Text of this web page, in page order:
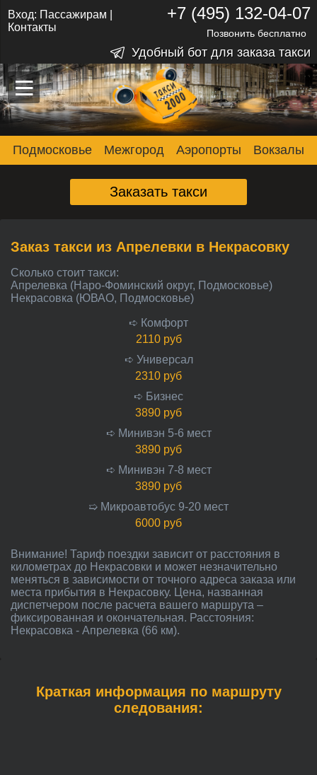
–
–
–
Вход: Пассажирам
Контакты
+7 (495) 132-04-07
Позвонить бесплатно
Удобный бот для заказа такси
Подмосковье Межгород Аэропорты Вокзалы
Заказать такси
Заказ такси из Апрелевки в Некрасовку
Сколько стоит такси:
Апрелевка (Наро-Фоминский округ, Подмосковье)
Некрасовка (ЮВАО, Подмосковье)
➪ Комфорт
2110 руб
➪ Универсал
2310 руб
➪ Бизнес
3890 руб
➪ Минивэн 5-6 мест
3890 руб
➪ Минивэн 7-8 мест
3890 руб
➯ Микроавтобус 9-20 мест
6000 руб
Внимание! Тариф поездки зависит от расстояния в
километрах до Некрасовки и может незначительно
меняться в зависимости от точного адреса заказа или
места прибытия в Некрасовку. Цена, названная
диспетчером после расчета вашего маршрута –
фиксированная и окончательная. Расстояния:
Некрасовка - Апрелевка (66 км).
Краткая информация по маршруту
следования: